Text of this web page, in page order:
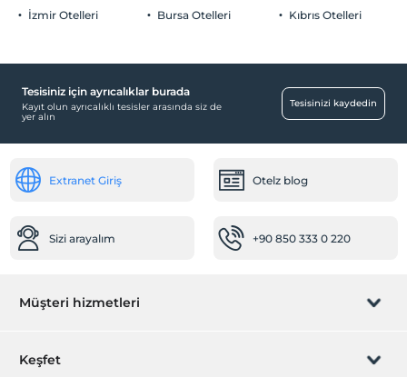
Soft Animasyon
Çocuk
Günlük temizlik hizmeti
Doktor (tesis bünyesinde)
Açık Yüzme Havuzu (Sezonluk)
Aktiviteler
İzmir Otelleri Bursa Otelleri Kıbrıs Otelleri
Tesisiniz için ayrıcalıklar burada
Kayıt olun ayrıcalıklı tesisler arasında siz de
yer alın
Tesisinizi kaydedin
Extranet Giriş Otelz blog
Sizi arayalım +90 850 333 0 220
Müşteri hizmetleri
Rezervasyon yönet
Keşfet